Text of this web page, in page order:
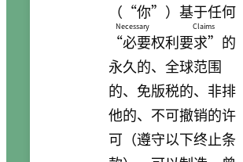
（“你”）基于任何
“必要权利要求”
Necessary Claims
的
永久的、全球范围
的、免版税的、非排
他的、不可撤销的许
可（遵守以下终止条